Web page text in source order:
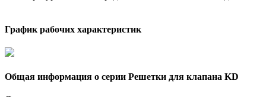
График рабочих характеристик
Общая информация о серии Решетки для клапана KD